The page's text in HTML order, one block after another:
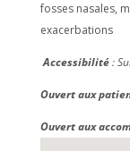
fosses nasales,
exacerbations
Accessibilité:
Ouvert aux
Ouvert aux